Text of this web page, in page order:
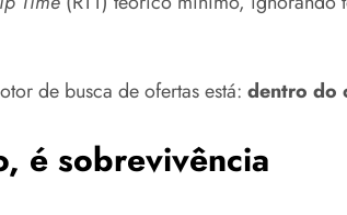
de busca de ofertas está: dentro do
é sobrevivência